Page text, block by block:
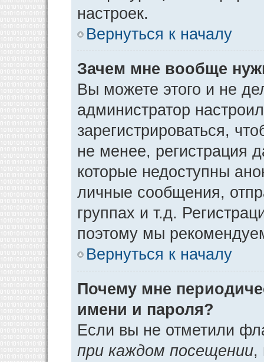
настроек.
Вернуться к началу
Зачем мне вообще
Вы можете этого и не
администратор
зарегистрироваться,
не менее, регистрация
которые недоступны
личные сообщения,
группах и т.д.
поэтому мы
Вернуться к началу
Почему мне
имени и пароля?
Если вы не отметили
при каждом посещении,